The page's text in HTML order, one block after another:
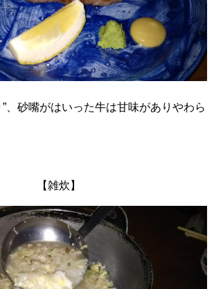
”、砂嘴がはいった牛は甘味がありやわら
【雑炊】